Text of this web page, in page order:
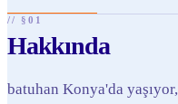
// §01
Hakkında
batuhan Konya'da yaşıyor,